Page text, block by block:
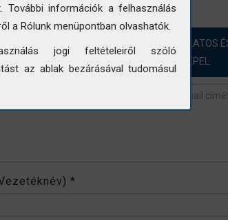
FOGADJUK A FOTÓINKKAL KAPCSOLATOS
ESETEKBEN, AHOL „NINCS ADAT” SZEREPEL.
*
További információk a felhasználás
a Rólunk menüpontban olvashatók.
jogi feltételeiről szóló
az ablak bezárásával tudomásul